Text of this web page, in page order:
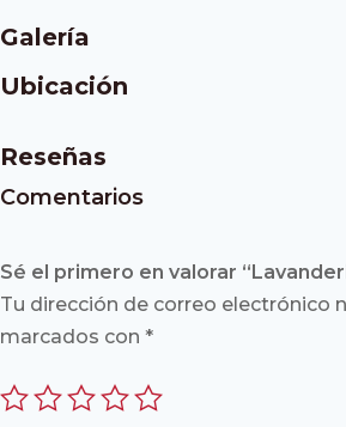
Galería
Ubicación
Reseñas
Comentarios
Sé el primero en valorar
Tu dirección de correo electrónico
marcados con*